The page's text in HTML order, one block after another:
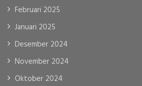
Februari 2025
Januari 2025
Desember 2024
November 2024
Oktober 2024